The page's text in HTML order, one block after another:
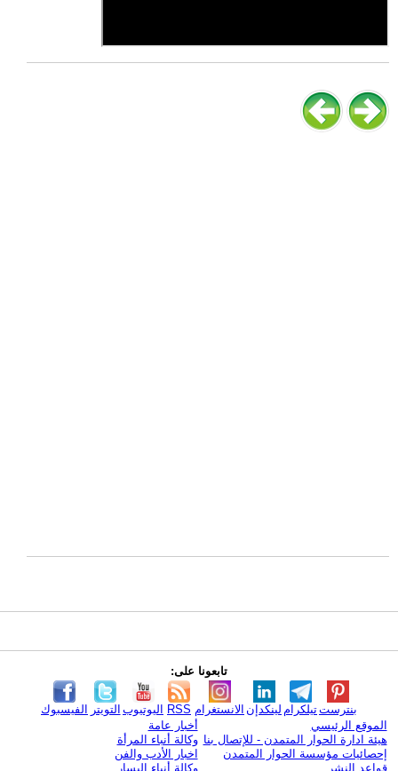
تابعونا على:
الفيسبوك التويتر اليوتيوب RSS الانستغرام لينكدإن تيلكرامبنترست
الموقع الرئيسي
هيئة ادارة الحوار المتمدن - للإتصال بنا
إحصائيات مؤسسة الحوار المتمدن
قواعد النشر
أخبار عامة
وكالة أنباء المرأة
اخبار الأدب والفن
وكالة أنباء اليسار